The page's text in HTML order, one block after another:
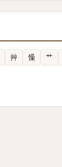
艸 懆 艹